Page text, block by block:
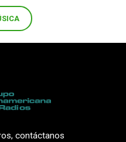
contáctanos